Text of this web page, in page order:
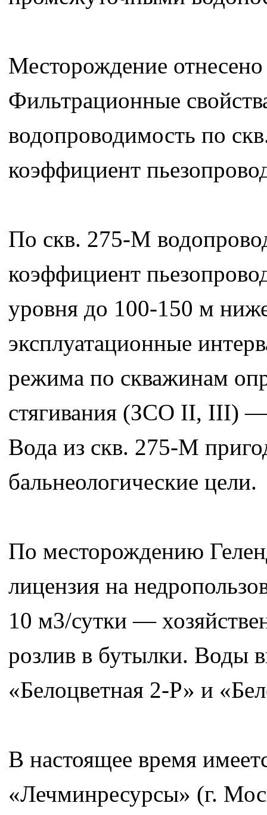
Месторождение
Фильтрационные
водопроводимость по
коэффициент
По скв. 275-М
коэффициент
уровня до 100-150 м
эксплуатационные
режима по скважинам
стягивания (ЗСО II, III)
Вода из скв. 275-М
бальнеологические цели.
По месторождению
лицензия на
10 м3/сутки —
розлив в бутылки. Воды
«Белоцветная 2-Р» и
В настоящее время
«Лечминресурсы» (г.